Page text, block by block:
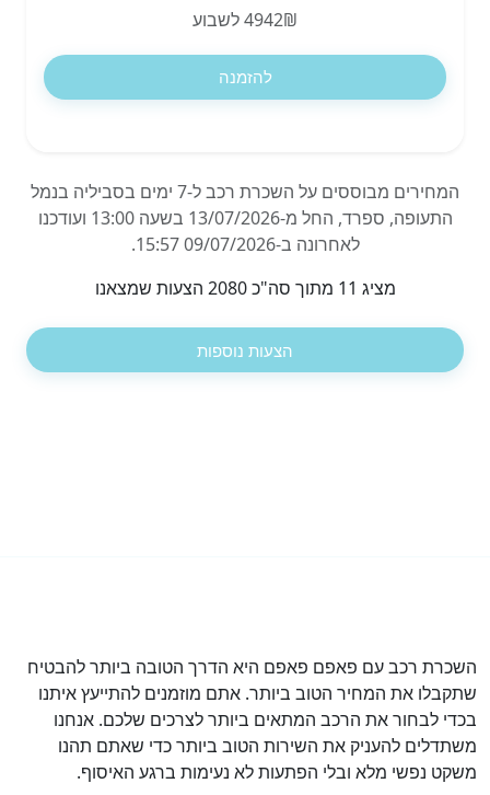
4942₪ לשבוע
להזמנה
המחירים מבוססים על השכרת רכב ל-7 ימים בסביליה בנמל
התעופה, ספרד, החל מ-13/07/2026 בשעה 13:00 ועודכנו
לאחרונה ב-09/07/2026 15:57.
מציג 11 מתוך סה"כ 2080 הצעות שמצאנו
הצעות נוספות
השכרת רכב עם פאפם פאפם היא הדרך הטובה ביותר להבטיח
שתקבלו את המחיר הטוב ביותר. אתם מוזמנים להתייעץ איתנו
בכדי לבחור את הרכב המתאים ביותר לצרכים שלכם. אנחנו
משתדלים להעניק את השירות הטוב ביותר כדי שאתם תהנו
משקט נפשי מלא ובלי הפתעות לא נעימות ברגע האיסוף.